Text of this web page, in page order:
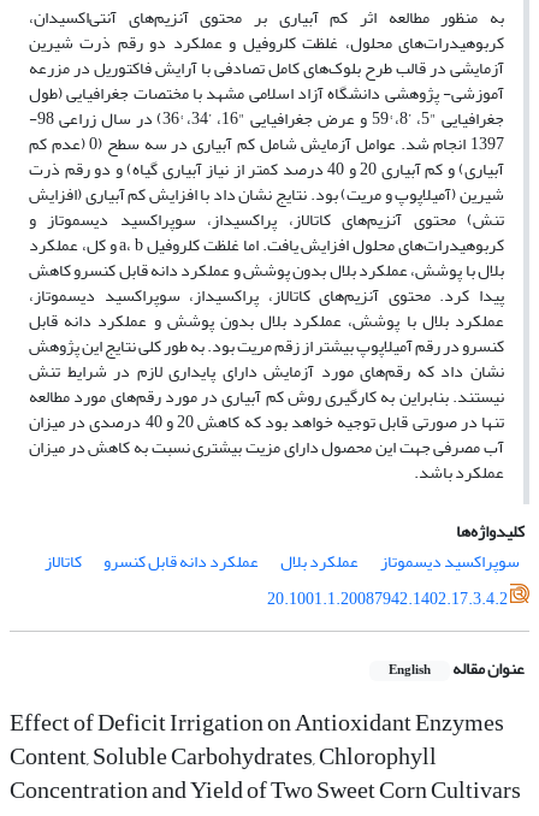
به منظور مطالعه اثر کم آبیاری بر محتوی آنزیم‌های آنتی‌اکسیدان،
کربوهیدرات‌های محلول، غلظت کلروفیل و عملکرد دو رقم ذرت شیرین
آزمایشی در قالب طرح بلوک‌های کامل تصادفی با آرایش فاکتوریل در مزرعه
آموزشی- پژوهشی دانشگاه آزاد اسلامی مشهد با مختصات جغرافیایی (طول
جغرافیایی "5، ’8، °59 و عرض جغرافیایی "16، ’34، °36) در سال زراعی 98-
1397 انجام شد. عوامل آزمایش شامل کم آبیاری در سه سطح (0 (عدم کم
آبیاری) و کم آبیاری 20 و 40 درصد کمتر از نیاز آبیاری گیاه) و دو رقم ذرت
شیرین (آمیلاپوپ و مریت) بود. نتایج نشان داد با افزایش کم آبیاری (افزایش
تنش) محتوی آنزیم‌های کاتالاز، پراکسیداز، سوپراکسید دیسموتاز و
کربوهیدرات‌های محلول افزایش یافت. اما غلظت کلروفیل a، b و کل، عملکرد
بلال با پوشش، عملکرد بلال بدون پوشش و عملکرد دانه قابل کنسرو کاهش
پیدا کرد. محتوی آنزیم‌های کاتالاز، پراکسیداز، سوپراکسید دیسموتاز،
عملکرد بلال با پوشش، عملکرد بلال بدون پوشش و عملکرد دانه قابل
کنسرو در رقم آمیلاپوپ بیشتر از زقم مریت بود. به طور کلی نتایج این پژوهش
نشان داد که رقم‌های مورد آزمایش دارای پایداری لازم در شرایط تنش
نیستند. بنابراین به کارگیری روش کم آبیاری در مورد رقم‌های مورد مطالعه
تنها در صورتی قابل توجیه خواهد بود که کاهش 20 و 40 درصدی در میزان
آب مصرفی جهت این محصول دارای مزیت بیشتری نسبت به کاهش در میزان
عملکرد باشد.
کلیدواژه‌ها
سوپراکسید دیسموتاز
عملکرد بلال عملکرد دانه قابل کنسرو
کاتالاز
20.1001.1.20087942.1402.17.3.4.2
عنوان مقاله English
Effect of Deficit Irrigation on Antioxidant Enzymes
Content, Soluble Carbohydrates, Chlorophyll
Concentration and Yield of Two Sweet Corn Cultivars